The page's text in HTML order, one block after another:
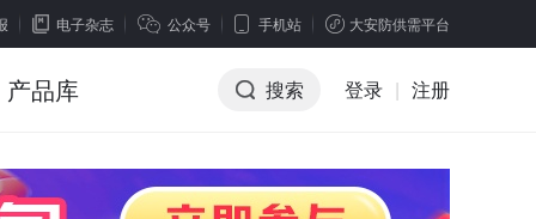
电子杂志 公众号 手机站 大安防供需平台
产品库 搜索 登录 | 注册